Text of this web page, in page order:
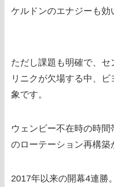
ケルドンのエナジーも効
ただし課題も明確で、
リニクが欠場する中、
象です。
ウェンビー不在時の時
のローテーション再構築
2017年以来の開幕4連勝。